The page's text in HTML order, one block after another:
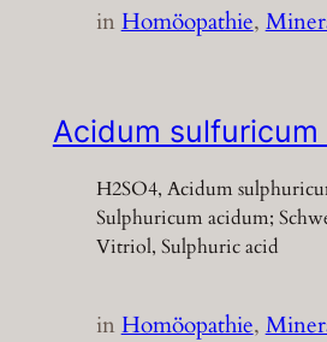
inHomöopathie,
Acidum
H2SO4, Acidum
Sulphuricum acidum;
Vitriol, Sulphuric acid
inHomöopathie,